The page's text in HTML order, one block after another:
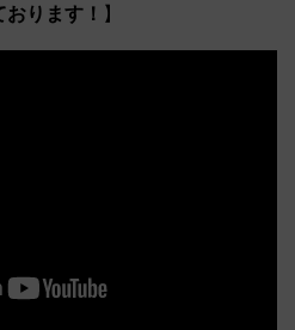
ります！ 】